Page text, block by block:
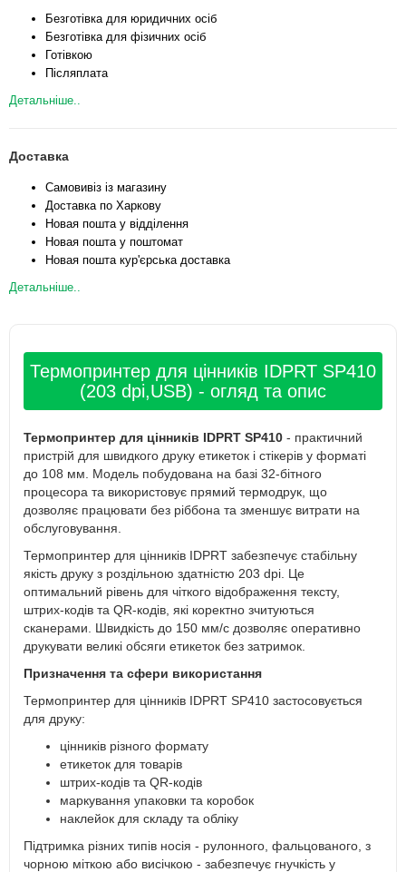
Безготівка для юридичних осіб
Безготівка для фізичних осіб
Готівкою
Післяплата
Детальніше..
Доставка
Самовивіз із магазину
Доставка по Харкову
Новая пошта у відділення
Новая пошта у поштомат
Новая пошта кур'єрська доставка
Детальніше..
Термопринтер для цінників IDPRT SP410
(203 dpi,USB) - огляд та опис
Термопринтер для цінників IDPRT SP410 - практичний
пристрій для швидкого друку етикеток і стікерів у форматі
до 108 мм. Модель побудована на базі 32-бітного
процесора та використовує прямий термодрук, що
дозволяє працювати без ріббона та зменшує витрати на
обслуговування.
Термопринтер для цінників IDPRT забезпечує стабільну
якість друку з роздільною здатністю 203 dpi. Це
оптимальний рівень для чіткого відображення тексту,
штрих-кодів та QR-кодів, які коректно зчитуються
сканерами. Швидкість до 150 мм/с дозволяє оперативно
друкувати великі обсяги етикеток без затримок.
Призначення та сфери використання
Термопринтер для цінників IDPRT SP410 застосовується
для друку:
цінників різного формату
етикеток для товарів
штрих-кодів та QR-кодів
маркування упаковки та коробок
наклейок для складу та обліку
Підтримка різних типів носія - рулонного, фальцованого, з
чорною міткою або висічкою - забезпечує гнучкість у